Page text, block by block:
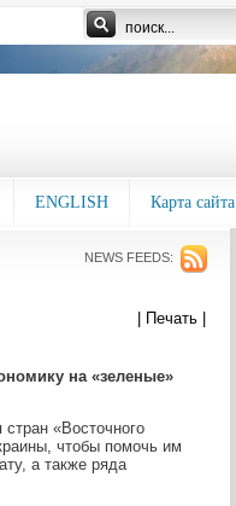
ENGLISH Карта сайта
NEWS FEEDS:
| Печать |
на «зеленые»
«Восточного
чтобы помочь им
а также ряда